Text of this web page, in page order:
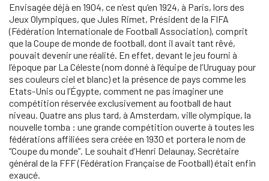
Envisagée déjà en 1904, ce n’est qu’en 1924, à Paris, lors des
Jeux Olympiques, que Jules Rimet, Président de la FIFA
(Fédération Internationale de Football Association), comprit
que la Coupe de monde de football, dont il avait tant rêvé,
pouvait devenir une réalité. En effet, devant le jeu fourni à
l’époque par La Céleste (nom donné à l’équipe de l’Uruguay pour
ses couleurs ciel et blanc) et la présence de pays comme les
Etats-Unis ou l’Égypte, comment ne pas imaginer une
compétition réservée exclusivement au football de haut
niveau. Quatre ans plus tard, à Amsterdam, ville olympique, la
nouvelle tomba : une grande compétition ouverte à toutes les
fédérations affiliées sera créée en 1930 et portera le nom de
“Coupe du monde”. Le souhait d’Henri Delaunay, Secrétaire
général de la FFF (Fédération Française de Football) était enfin
exaucé.